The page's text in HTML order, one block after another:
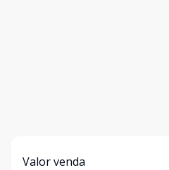
Valor venda